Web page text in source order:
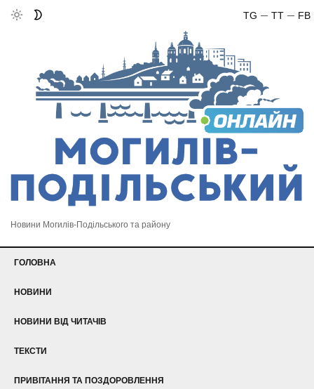
FB
TT
TG
Новини Могилів-Подільського та району
ГОЛОВНА
НОВИНИ
НОВИНИ ВІД ЧИТАЧІВ
ТЕКСТИ
ПРИВІТАННЯ ТА ПОЗДОРОВЛЕННЯ